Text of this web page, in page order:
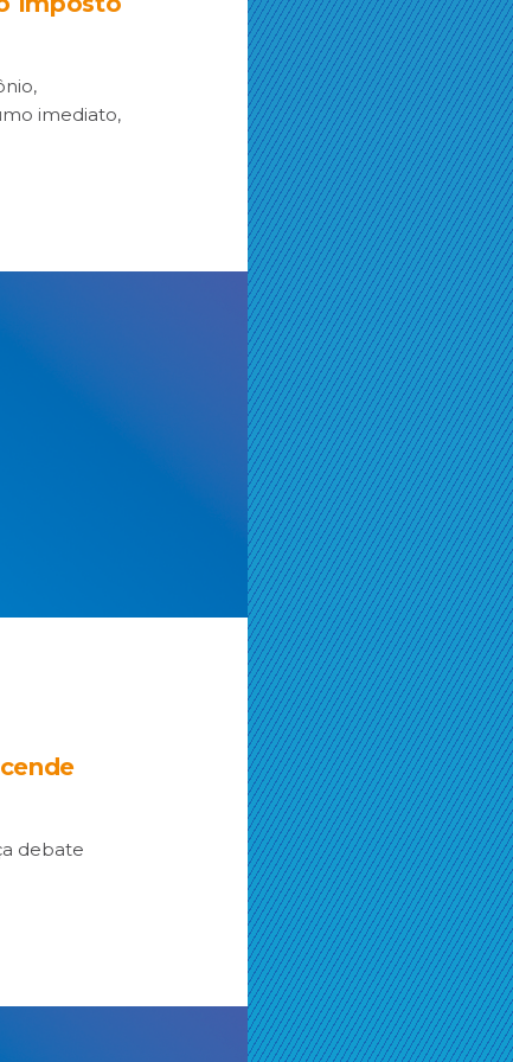
imediato,
debate